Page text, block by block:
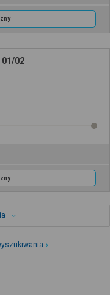
01/02